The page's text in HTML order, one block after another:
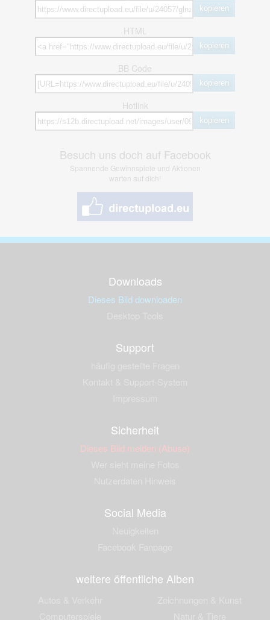
kopieren
HTML
kopieren
BB Code
kopieren
Hotlink
kopieren
Besuch uns doch auf Facebook
Spannende Gewinnspiele und Aktionen
warten auf dich!
Downloads
Dieses Bild downloaden
Support
Sicherheit
Dieses Bild melden (Abuse)
Social Media
weitere öffentliche Alben